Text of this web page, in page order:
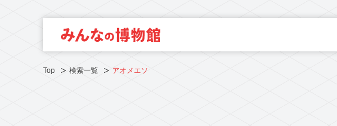
Top 検索一覧 アオメエソ